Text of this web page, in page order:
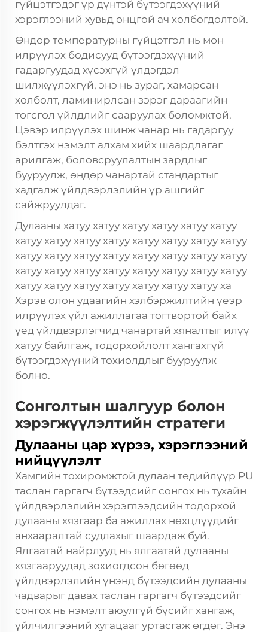
гүйцэтгэдэг үр дүнтэй бүтээгдэхүүний
хэрэглээний хувьд онцгой ач холбогдолтой.
Өндөр температурны гүйцэтгэл нь мөн
илрүүлэх бодисууд бүтээгдэхүүний
гадаргуудад хүсэхгүй үлдэгдэл
шилжүүлэхгүй, энэ нь зураг, хамарсан
холболт, ламинирлсан зэрэг дараагийн
төгсгөл үйлдлийг сааруулах боломжтой.
Цэвэр илрүүлэх шинж чанар нь гадаргуу
бэлтгэх нэмэлт алхам хийх шаардлагаг
арилгаж, боловсруулалтын зардлыг
бууруулж, өндөр чанартай стандартыг
хадгалж үйлдвэрлэлийн үр ашгийг
сайжруулдаг.
Дулааны хатуу хатуу хатуу хатуу хатуу хатуу
хатуу хатуу хатуу хатуу хатуу хатуу хатуу хатуу
хатуу хатуу хатуу хатуу хатуу хатуу хатуу хатуу
хатуу хатуу хатуу хатуу хатуу хатуу хатуу хатуу
хатуу хатуу хатуу хатуу хатуу хатуу хатуу ха
Хэрэв олон удаагийн хэлбэржилтийн үеэр
илрүүлэх үйл ажиллагаа тогтвортой байх
үед үйлдвэрлэгчид чанартай хяналтыг илүү
хатуу байлгаж, тодорхойлолт хангахгүй
бүтээгдэхүүний тохиолдлыг бууруулж
болно.
Сонголтын шалгуур болон
хэрэгжүүлэлтийн стратеги
Дулааны цар хүрээ, хэрэглээний
нийцүүлэлт
Хамгийн тохиромжтой дулаан төдийлүүр PU
таслан гаргагч бүтээдсийг сонгох нь тухайн
үйлдвэрлэлийн хэрэглээдсийн тодорхой
дулааны хязгаар ба ажиллах нөхцлүүдийг
анхааралтай судлахыг шаардаж буй.
Ялгаатай найрлууд нь ялгаатай дулааны
хязгааруудад зохиогдсон бөгөөд
үйлдвэрлэлийн үнэнд бүтээдсийн дулааны
чадварыг давах таслан гаргагч бүтээдсийг
сонгох нь нэмэлт аюулгүй бүсийг хангаж,
үйлчилгээний хугацааг уртасгаж өгдөг. Энэ